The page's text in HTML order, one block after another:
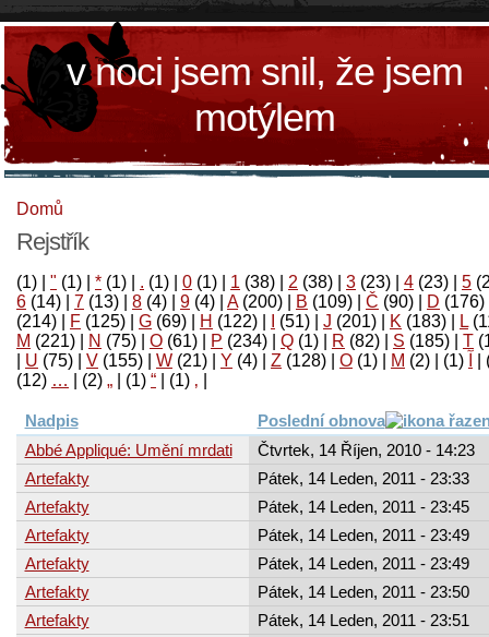
v noci jsem snil, že jsem
motýlem
Domů
Rejstřík
(1) " (1) * (1) . (1) 0 (1) 1 (38) 2 (38) 3 (23) 4 (23) 5
6 (14) 7 (13) 8 (4) 9 (4) A(200) B (109) Č (90) D (176)
(214)
F (125) G (69) H (122) (51) J (201) K (183) L
M (221) N (75) O (61) P (234) Q (1) R (82) S (185) T
U (75) V (155) W (21) Y (4) Z (128) Ο (1) М (2)
(1)
‚
(1)
“
(1)
„
(2)
…
(12)
Nadpis
Poslední obnova
Abbé Appliqué: Umění mrdati
Čtvrtek, 14 Říjen, 2010 - 14:23
Artefakty
Pátek, 14 Leden, 2011 - 23:33
Artefakty
Pátek, 14 Leden, 2011 - 23:45
Artefakty
Pátek, 14 Leden, 2011 - 23:49
Artefakty
Pátek, 14 Leden, 2011 - 23:49
Artefakty
Pátek, 14 Leden, 2011 - 23:50
Artefakty
Pátek, 14 Leden, 2011 - 23:51